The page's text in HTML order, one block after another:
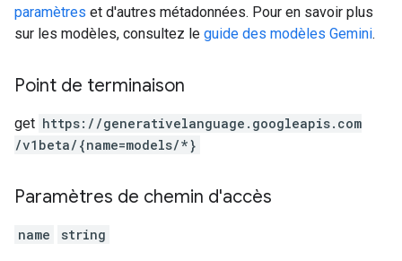
paramètres et d'autres métadonnées. Pour en savoir plus
sur les modèles, consultez le guide des modèles Gemini.
Point de terminaison
get https: / /generativelanguage.googleapis.com
/v1beta/{name=models/*}
Paramètres de chemin d'accès
name string